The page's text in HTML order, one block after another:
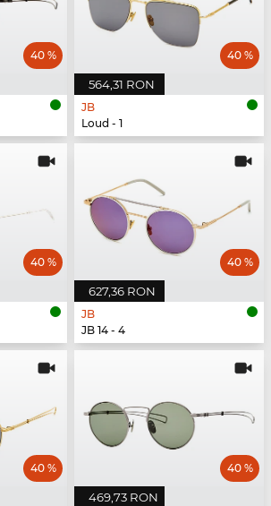
40 %
564,31 RON
40 %
JB
Loud - 1
40 %
627,36 RON
40 %
JB
JB 14 - 4
40 %
469,73 RON
40 %